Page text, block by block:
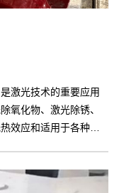
激光技术的重要应用
氧化物、激光除锈、
效应和适用于各种材